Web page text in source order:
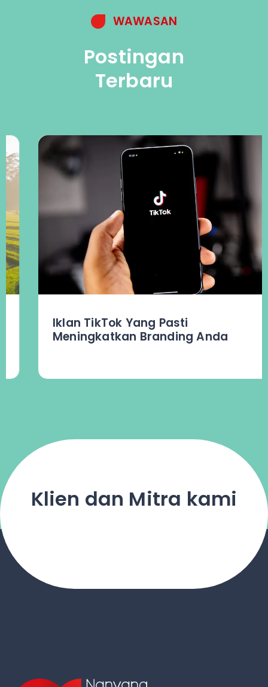
WAWASAN
Postingan
Terbaru
Iklan TikTok Yang Pasti
Meningkatkan Branding Anda
Klien dan Mitra kami